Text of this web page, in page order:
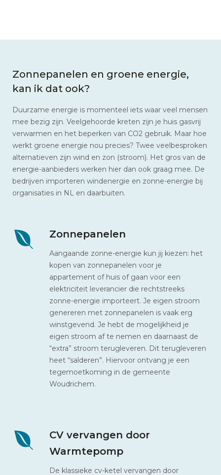
Zonnepanelen en groene energie,
kan ik dat ook?
Duurzame energie is momenteel iets waar veel mensen
mee bezig zijn. Veelgehoorde kreten zijn je huis gasvrij
verwarmen en het beperken van CO2 gebruik. Maar hoe
werkt groene energie nou precies? Twee veelbesproken
alternatieven zijn wind en zon (stroom). Het gros van de
energie-aanbieders werken hier dan ook graag mee. De
bedrijven importeren windenergie en zonne-energie bij
organisaties in NL en daarbuiten.
Zonnepanelen
Aangaande zonne-energie kun jij kiezen: het
kopen van zonnepanelen voor je
appartement of huis of gaan voor een
elektriciteit leverancier die rechtstreeks
zonne-energie importeert. Je eigen stroom
genereren met zonnepanelen is vaak erg
winstgevend. Je hebt de mogelijkheid je
eigen stroom af te nemen en daarnaast de
“extra” stroom terugleveren. Dit terugleveren
heet “salderen”. Hiervoor ontvang je een
tegemoetkoming in de gemeente
Woudrichem.
CV vervangen door
Warmtepomp
De klassieke cv-ketel vervangen door